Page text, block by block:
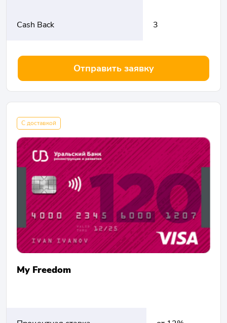
Cash Back 3
Отправить заявку
С доставкой
My Freedom